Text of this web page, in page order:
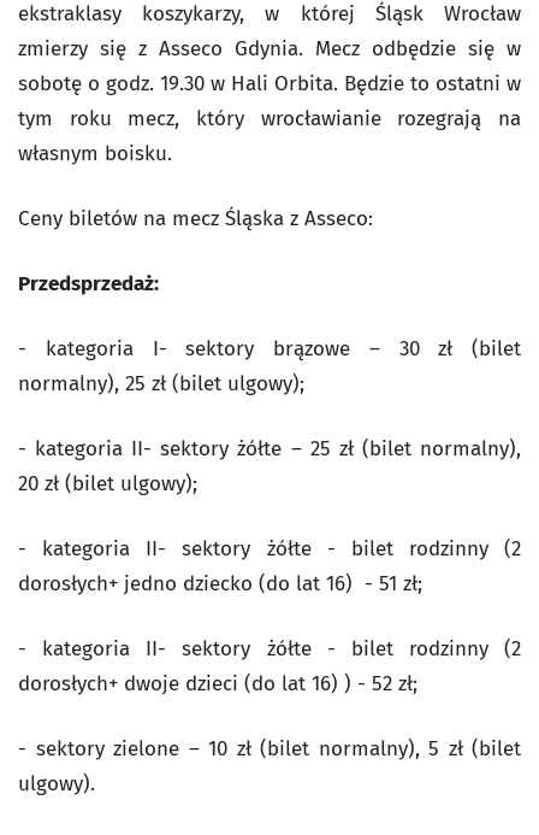
ekstraklasy koszykarzy, w której Śląsk Wrocław
zmierzy się z Asseco Gdynia. Mecz odbędzie się w
sobotę o godz. 19.30 w Hali Orbita. Będzie to ostatni w
tym roku mecz, który wrocławianie rozegrają na
własnym boisku.
Ceny biletów na mecz Śląska z Asseco:
Przedsprzedaż:
- kategoria I- sektory brązowe – 30 zł (bilet
normalny), 25 zł (bilet ulgowy);
- kategoria II- sektory żółte – 25 zł (bilet normalny),
20 zł (bilet ulgowy);
- kategoria II- sektory żółte - bilet rodzinny (2
dorosłych+ jedno dziecko (do lat 16) - 51 zł;
- kategoria II- sektory żółte - bilet rodzinny (2
dorosłych+ dwoje dzieci (do lat 16) ) - 52 zł;
- sektory zielone – 10 zł (bilet normalny), 5 zł (bilet
ulgowy).